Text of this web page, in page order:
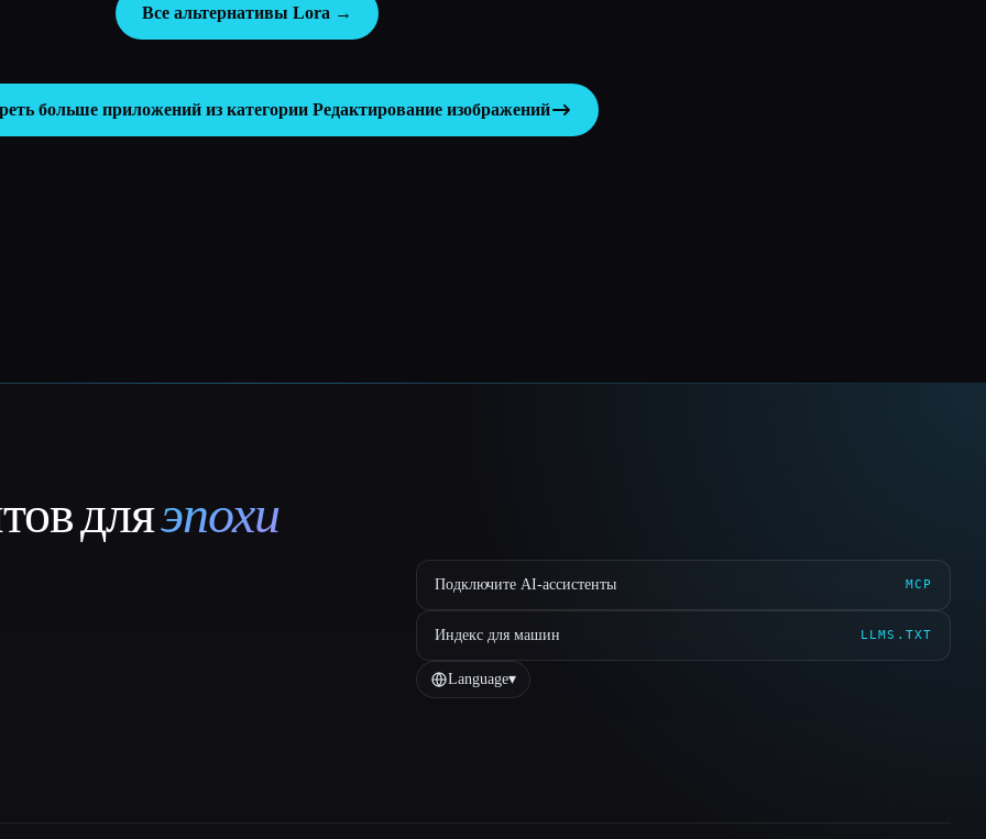
Все альтернативы Lora →
больше приложений из категории Редактирование изображений
дляэпохи
Подключите AI-ассистенты MCP
Индекс для машин LLMS.TXT
Language▾